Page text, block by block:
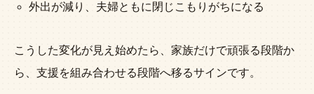
外出が減り、夫婦ともに閉じこもりがちになる
こうした変化が見え始めたら、家族だけで頑張る段階か
ら、支援を組み合わせる段階へ移るサインです。